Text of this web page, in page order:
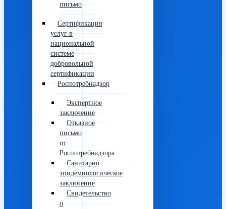
письмо
Сертификация
услуг в
национальной
системе
добровольной
сертификации
Роспотребнадзор
Экспертное
заключение
Отказное
письмо
от
Роспотребнадзора
Санитарно
эпидемиологическое
заключение
Свидетельство
о